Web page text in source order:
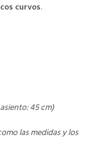
curvos.
45 cm)
las medidas y los